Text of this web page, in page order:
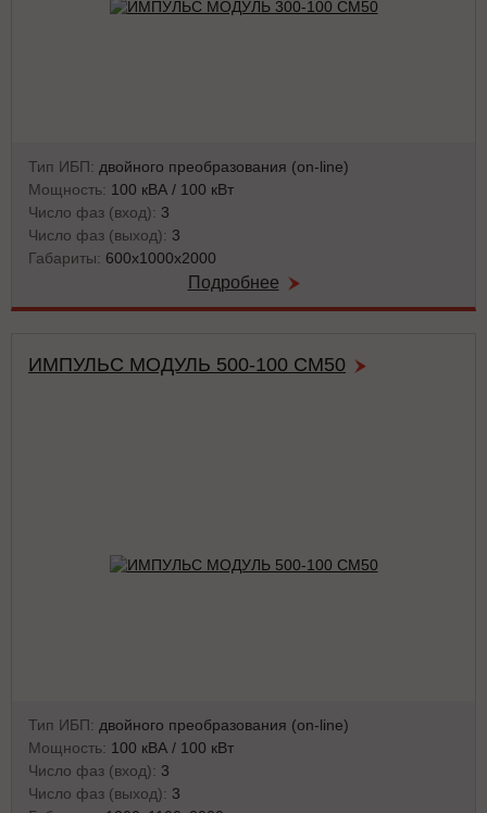
Тип ИБП: двойного преобразования (on-line)
Мощность: 100 кВА / 100 кВт
Число фаз (вход): 3
Число фаз (выход): 3
Габариты: 600х1000х2000
Подробнее
ИМПУЛЬС МОДУЛЬ 500-100 СМ50
Тип ИБП: двойного преобразования (on-line)
Мощность: 100 кВА / 100 кВт
Число фаз (вход): 3
Число фаз (выход): 3